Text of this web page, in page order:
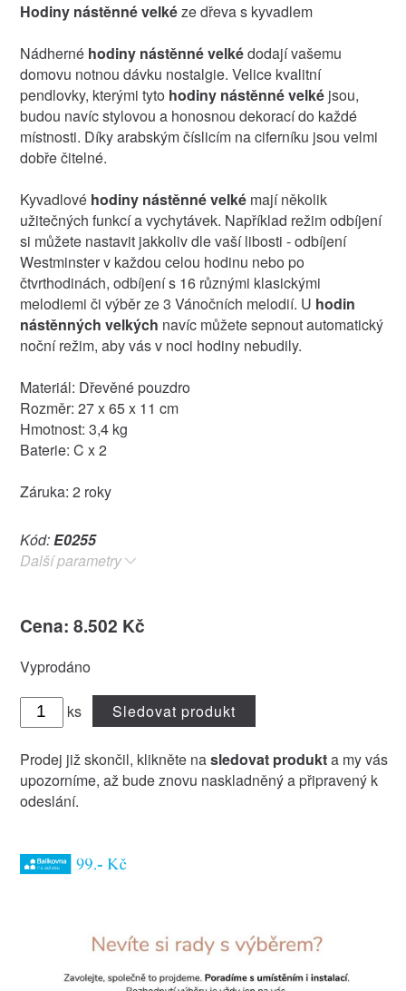
Hodiny nástěnné velkéze dřeva s kyvadlem
Nádherné hodiny nástěnné velkédodají vašemu
domovu notnou dávku nostalgie. Velice kvalitní
pendlovky, kterými tyto hodiny nástěnné velkéjsou,
budou navíc stylovou a honosnou dekorací do každé
místnosti. Díky arabským číslicím na ciferníku jsou velmi
dobře čitelné.
Kyvadlové hodiny nástěnné velkémají několik
užitečných funkcí a vychytávek. Například režim odbíjení
si můžete nastavit jakkoliv dle vaší libosti - odbíjení
Westminster v každou celou hodinu nebo po
čtvrthodinách, odbíjení s 16 různými klasickými
melodiemi či výběr ze 3 Vánočních melodií. U hodin
nástěnných velkých navíc můžete sepnout automatický
noční režim, aby vás v noci hodiny nebudily.
Materiál: Dřevěné pouzdro
Rozměr: 27 x 65 x 11 cm
Hmotnost: 3,4 kg
Baterie: C x 2
Záruka: 2 roky
Kód:E0255
Další parametry
Cena: 8.502 Kč
Vyprodáno
ks Sledovat produkt
Prodej již skončil, klikněte nasledovat produkta my vás
upozorníme, až bude znovu naskladněný a připravený k
odeslání.